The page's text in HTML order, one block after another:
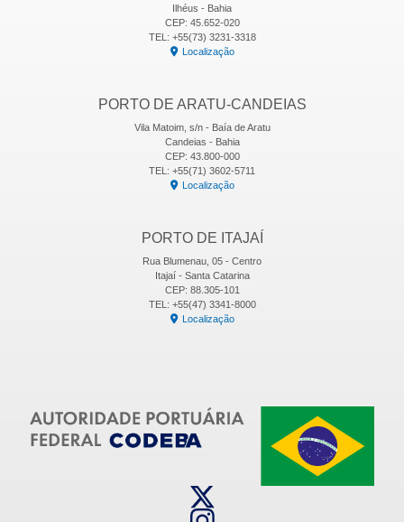
Ilhéus - Bahia
CEP: 45.652-020
TEL: +55(73) 3231-3318
Localização
PORTO DE ARATU-CANDEIAS
Vila Matoim, s/n - Baía de Aratu
Candeias - Bahia
CEP: 43.800-000
TEL: +55(71) 3602-5711
Localização
PORTO DE ITAJAÍ
Rua Blumenau, 05 - Centro
Itajaí - Santa Catarina
CEP: 88.305-101
TEL: +55(47) 3341-8000
Localização